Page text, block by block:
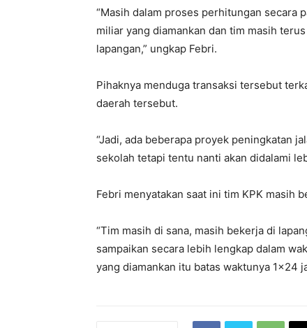
“Masih dalam proses perhitungan secara
miliar yang diamankan dan tim masih
lapangan,” ungkap Febri.
Pihaknya menduga transaksi tersebut
daerah tersebut.
“Jadi, ada beberapa proyek peningkatan
sekolah tetapi tentu nanti akan didalami
Febri menyatakan saat ini tim KPK masih
“Tim masih di sana, masih bekerja di
sampaikan secara lebih lengkap dalam
yang diamankan itu batas waktunya 1×24